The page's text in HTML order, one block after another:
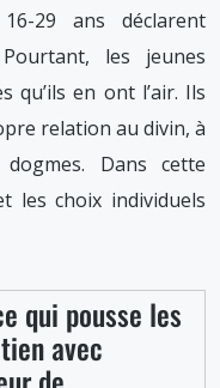
29 ans déclarent
les jeunes
qu’ils en ont l’air. Ils
relation au divin, à
Dans cette
les choix individuels
qui pousse les
avec